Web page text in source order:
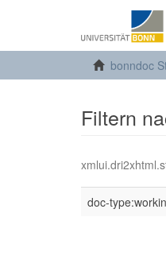
bonndoc
Filtern
doc-